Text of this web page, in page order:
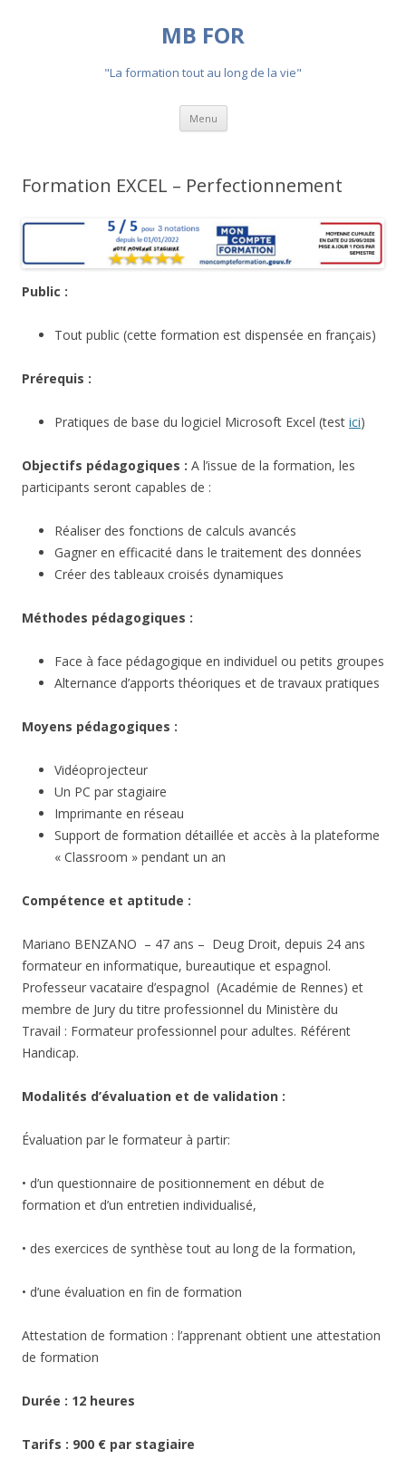
MB FOR
"La formation tout au long de la vie"
Menu Aller
contenu
Formation EXCEL – Perfectionnement
Public :
Tout public (cette formation est dispensée en français)
Prérequis :
Pratiques de base du logiciel Microsoft Excel (test ici)
Objectifs pédagogiques : A l’issue de la formation, les
participants seront capables de :
Réaliser des fonctions de calculs avancés
Gagner en efficacité dans le traitement des données
Créer des tableaux croisés dynamiques
Méthodes pédagogiques :
Face à face pédagogique en individuel ou petits groupes
Alternance d’apports théoriques et de travaux pratiques
Moyens pédagogiques :
Vidéoprojecteur
Un PC par stagiaire
Imprimante en réseau
Support de formation détaillée et accès à la plateforme
« Classroom » pendant un an
Compétence et aptitude :
Mariano BENZANO – 47 ans – Deug Droit, depuis 24 ans
formateur en informatique, bureautique et espagnol.
Professeur vacataire d’espagnol (Académie de Rennes) et
membre de Jury du titre professionnel du Ministère du
Travail : Formateur professionnel pour adultes. Référent
Handicap.
Modalités d’évaluation et de validation :
Évaluation par le formateur à partir:
• d’un questionnaire de positionnement en début de
formation et d’un entretien individualisé,
• des exercices de synthèse tout au long de la formation,
• d’une évaluation en fin de formation
Attestation de formation : l’apprenant obtient une attestation
de formation
Durée : 12 heures
Tarifs : 900 € par stagiaire